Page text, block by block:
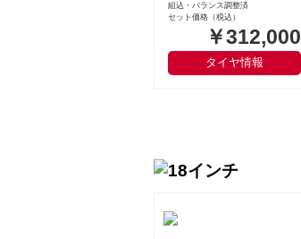
組込・バランス調整済
セット価格（税込）
￥312,000
タイヤ情報